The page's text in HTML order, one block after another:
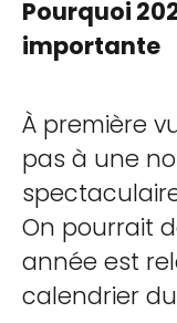
Pourquoi
importante
À première
pas à une
On pourrait
année est
calendrier du